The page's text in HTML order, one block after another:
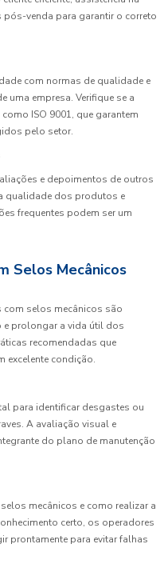
venda para garantir o correto
com normas de qualidade e
uma empresa. Verifique se a
ISO 9001, que garantem
pelo setor.
e depoimentos de outros
qualidade dos produtos e
frequentes podem ser um
Selos Mecânicos
selos mecânicos são
e prolongar a vida útil dos
recomendadas que
excelente condição.
para identificar desgastes ou
A avaliação visual e
do plano de manutenção
mecânicos e como realizar a
certo, os operadores
prontamente para evitar falhas